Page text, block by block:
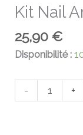
Kit Nail
25,90€
Disponibilité :
- +